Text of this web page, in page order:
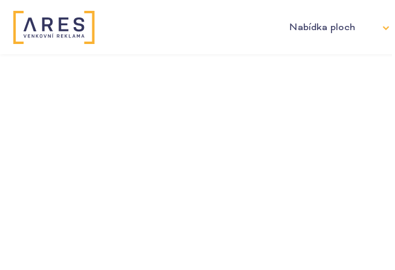
Nabídka ploch